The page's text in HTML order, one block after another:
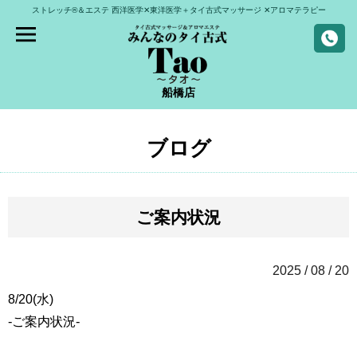
ストレッチ®＆エステ 西洋医学✕東洋医学＋タイ古式マッサージ ✕アロマテラピー
船橋店
ブログ
ご案内状況
2025 / 08 / 20
8/20(水)
-ご案内状況-